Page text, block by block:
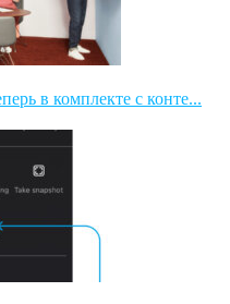
в комплекте с конте...